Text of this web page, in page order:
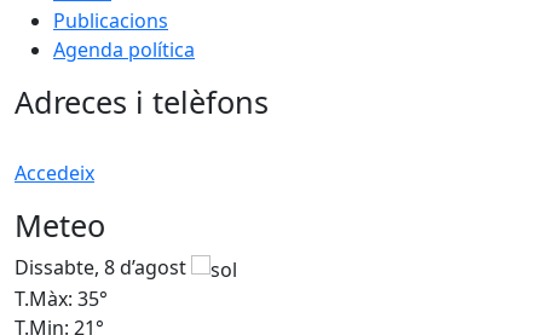
Publicacions
Agenda política
Adreces i telèfons
Accedeix
Meteo
Dissabte, 8 d’agost
T.Màx: 35°
T.Min: 21°